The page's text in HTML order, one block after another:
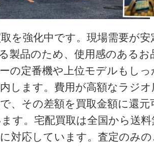
を強化中です。現場需要が
製品のため、使用感のある
の定番機や上位モデルもし
します。費用が高額なラジ
、その差額を買取金額に還元
す。宅配買取は全国から送
対応しています。査定のみ